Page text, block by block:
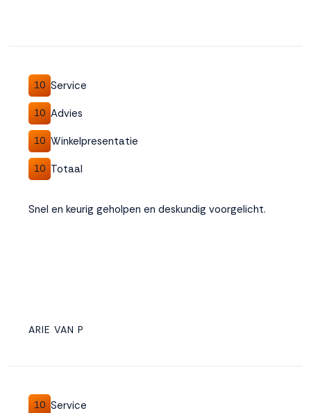
10 Service
10 Advies
10 Winkelpresentatie
10 Totaal
Snel en keurig geholpen en deskundig voorgelicht.
ARIE VAN P
10 Service